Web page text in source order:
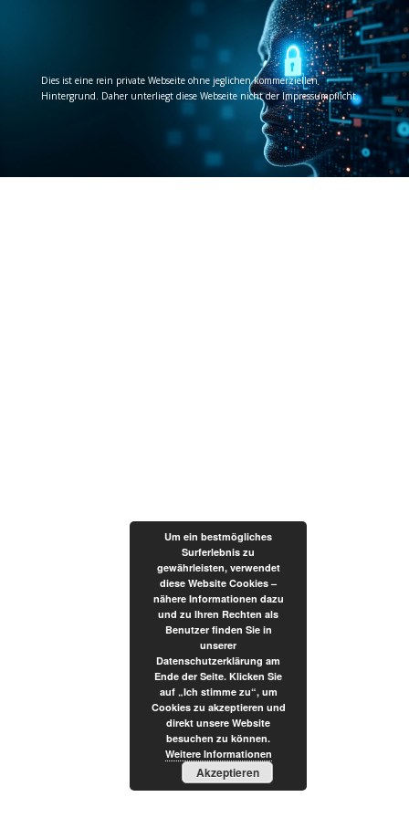
Dies ist eine rein private Webseite ohne jeglichen kommerziellen
Hintergrund. Daher unterliegt diese Webseite nicht der Impressumpflicht.
Um ein bestmögliches
Surferlebnis zu
gewährleisten, verwendet
diese Website Cookies –
nähere Informationen dazu
und zu Ihren Rechten als
Benutzer finden Sie in
unserer
Datenschutzerklärung am
Ende der Seite. Klicken Sie
auf „Ich stimme zu“, um
Cookies zu akzeptieren und
direkt unsere Website
besuchen zu können.
Weitere Informationen
Akzeptieren